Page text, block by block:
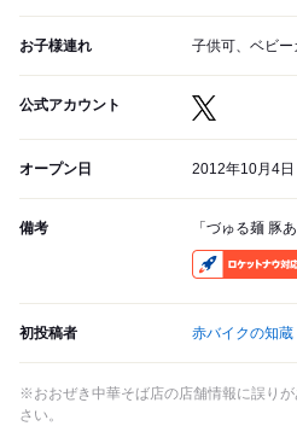
お子様連れ 子供可、ベビ
公式アカウント
オープン日 2012年10月4日
備考
「づゅる麺 豚
初投稿者 赤バイクの知蔵
※おおぜき中華そば店の店舗情報に誤り
さい。